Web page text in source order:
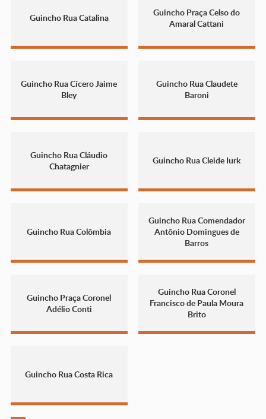
Guincho Rua Catalina
Guincho Praça Celso do
Amaral Cattani
Guincho Rua Cícero Jaime
Bley
Guincho Rua Claudete
Baroni
Guincho Rua Cláudio
Chatagnier
Guincho Rua Cleide Iurk
Guincho Rua Colômbia
Guincho Rua Comendador
Antônio Domingues de
Barros
Guincho Praça Coronel
Adélio Conti
Guincho Rua Coronel
Francisco de Paula Moura
Brito
Guincho Rua Costa Rica